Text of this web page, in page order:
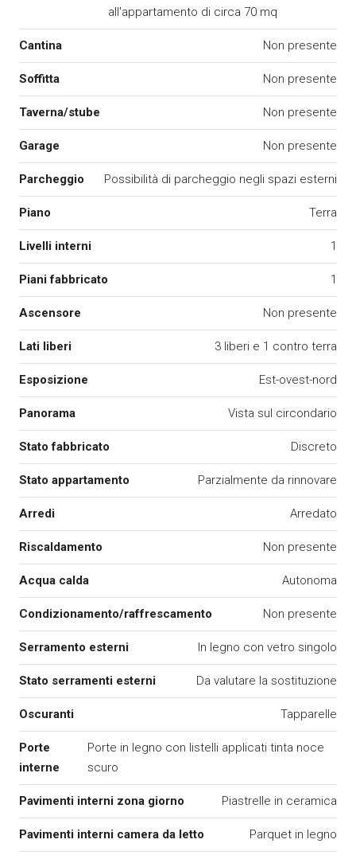
all'appartamento di circa 70 mq
Cantina Non presente
Soffitta Non presente
Taverna/stube Non presente
Garage Non presente
Parcheggio Possibilità di parcheggio negli spazi esterni
Piano Terra
Livelli interni 1
Piani fabbricato 1
Ascensore Non presente
Lati liberi 3 liberi e 1 contro terra
Esposizione Est-ovest-nord
Panorama Vista sul circondario
Stato fabbricato Discreto
Stato appartamento Parzialmente da rinnovare
Arredi Arredato
Riscaldamento Non presente
Acqua calda Autonoma
Condizionamento/raffrescamento Non presente
Serramento esterni In legno con vetro singolo
Stato serramenti esterni Da valutare la sostituzione
Oscuranti Tapparelle
Porte
interne
Porte in legno con listelli applicati tinta noce
scuro
Pavimenti interni zona giorno Piastrelle in ceramica
Pavimenti interni camera da letto Parquet in legno